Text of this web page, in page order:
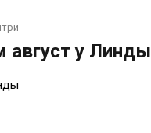
август у Линды